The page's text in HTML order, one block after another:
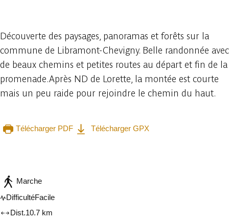
Découverte des paysages, panoramas et forêts sur la
commune de Libramont-Chevigny. Belle randonnée avec
de beaux chemins et petites routes au départ et fin de la
promenade.Après ND de Lorette, la montée est courte
mais un peu raide pour rejoindre le chemin du haut.
Télécharger PDF
Télécharger GPX
Marche
DifficultéFacile
Dist.10.7 km